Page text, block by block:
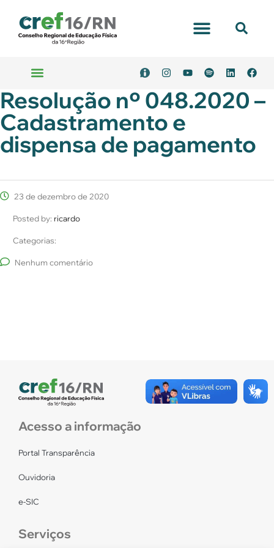
Resolução nº 048.2020 –
Cadastramento e
dispensa de pagamento
23 de dezembro de 2020
Posted by: ricardo
Categorias:
Nenhum comentário
Acesso a informação
Portal Transparência
Ouvidoria
e-SIC
Serviços